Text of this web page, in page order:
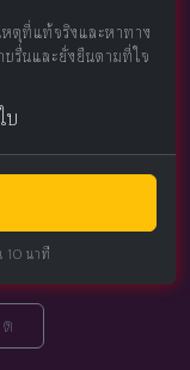
ตุที่แท้จริงและหาทาง
รื่นและยั่งยืนตามที่ใจ
บ
10 นาที